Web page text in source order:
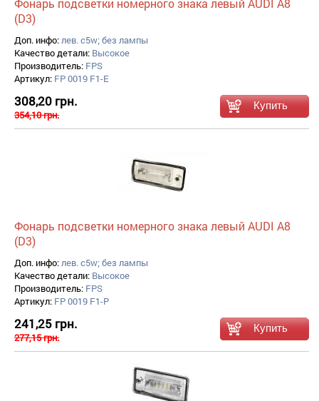
Фонарь подсветки номерного знака левый AUDI A8
(D3)
Доп. инфо:лев. c5w; без лампы
Качество детали: Высокое
Производитель: FPS
Артикул: FP 0019 F1-E
308,20 грн.
354,10 грн.
Фонарь подсветки номерного знака левый AUDI A8
(D3)
Доп. инфо:лев. c5w; без лампы
Качество детали: Высокое
Производитель: FPS
Артикул: FP 0019 F1-P
241,25 грн.
277,15 грн.